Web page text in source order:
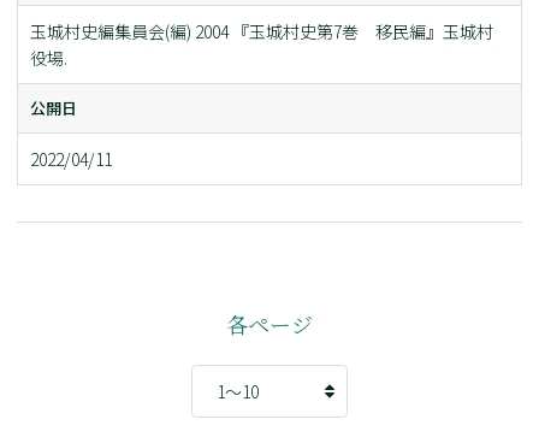
玉城村史編集員会(編) 2004 『玉城村史第7巻 移民編』玉城村
役場.
公開日
2022/04/11
各ページ